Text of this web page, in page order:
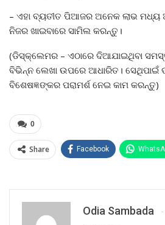
– ଏହା ବ୍ୟତୀତ ପିଆଜର ଅନେକ ଲାଭ
ନିଜର ଖାଇବାରେ ସାମିଲ କରନ୍ତୁ।
(ଡିସ୍କ୍ଲେମର – ଏଠାରେ ଦିଆଯାଇଥିବା ସମସ୍ତ
ବିଭିନ୍ନ ଲେଖା ଉପରେ ଆଧାରିତ। ସେଥିପାଇଁ
ବିଶେଷଜ୍ଞଙ୍କର ପରାମର୍ଶ ନେଇ କାମ କରନ୍ତୁ)
0
Share Facebook
Odia Sambada